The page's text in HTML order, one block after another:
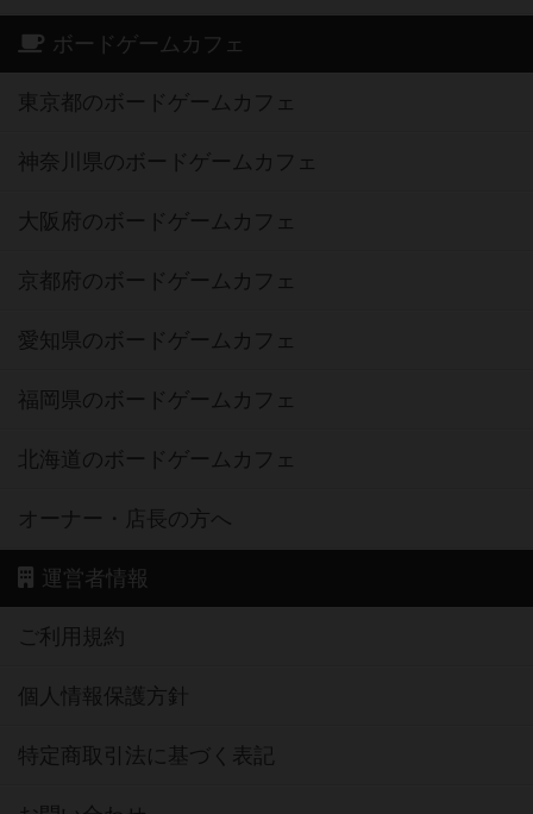
ボードゲームカフェ
東京都のボードゲームカフェ
神奈川県のボードゲームカフェ
大阪府のボードゲームカフェ
京都府のボードゲームカフェ
愛知県のボードゲームカフェ
福岡県のボードゲームカフェ
北海道のボードゲームカフェ
オーナー・店長の方へ
運営者情報
ご利用規約
個人情報保護方針
特定商取引法に基づく表記